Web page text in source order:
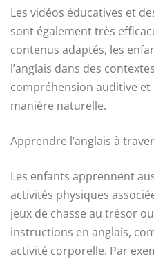
Les vidéos éducatives et
sont également très
contenus adaptés, les
l’anglais dans des
compréhension auditive
manière naturelle.
Apprendre l’anglais à
Les enfants apprennent
activités physiques
jeux de chasse au trésor
instructions en anglais,
activité corporelle. Par